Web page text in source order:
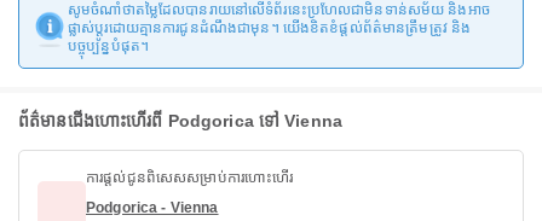
សូមចំណាំថាតម្លៃដែលបានរាយនៅលើទំព័រនេះប្រហែលជាមិនទាន់សម័យ និងអាច
ផ្លាស់ប្តូរដោយគ្មានការជូនដំណឹងជាមុន។ យើងខិតខំផ្តល់ព័ត៌មានត្រឹមត្រូវ និង
បច្ចុប្បន្នបំផុត។
ព័ត៌មានជើងហោះហើរពី Podgorica ទៅ Vienna
ការផ្តល់ជូនពិសេសសម្រាប់ការហោះហើរ
Podgorica - Vienna